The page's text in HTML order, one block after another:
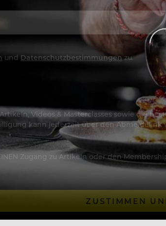
und Datenschutzbestimmungenzu.
Videos & Masterclasses sowie die
kann jederzeit über den Abmeldelink
Zugang zu Artikeln oder den
ZUSTIMMEN